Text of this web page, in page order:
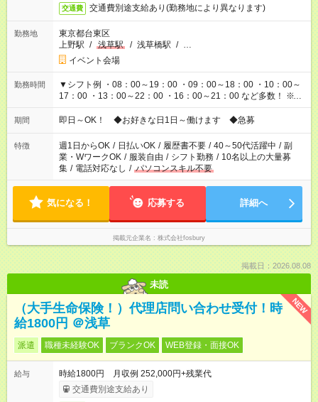
交通費 交通費別途支給あり(勤務地により異なります)
勤務地
東京都台東区
上野駅 / 浅草駅 / 浅草橋駅 / …
イベント会場
勤務時間
▼シフト例 ・08：00～19：00 ・09：00～18：00 ・10：00～
17：00 ・13：00～22：00 ・16：00～21：00 など多数！ ※お
仕事により勤務時間が異なります
期間 即日～OK！ ◆お好きな日1日～働けます ◆急募
特徴 週1日からOK / 日払いOK / 履歴書不要 / 40～50代活躍中 / 副
業・WワークOK / 服装自由 / シフト勤務 / 10名以上の大量募
集 / 電話対応なし / パソコンスキル不要
気になる！ 応募する 詳細へ
掲載元企業名 株式会社fosbury
掲載日：2026.08.08
未読
NEW
（大手生命保険！）代理店問い合わせ受付！時
給1800円 ＠浅草
派遣 職種未経験OK ブランクOK WEB登録・面接OK
給与
時給1800円 月収例 252,000円+残業代
交通費別途支給あり